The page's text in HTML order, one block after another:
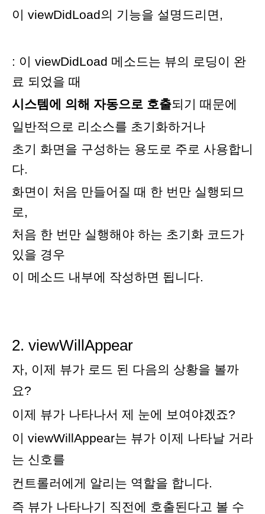
이 viewDidLoad의 기능을 설명드리면,
: 이 viewDidLoad 메소드는 뷰의 로딩이 완
료 되었을 때
시스템에 의해 자동으로 호출되기 때문에
일반적으로 리소스를 초기화하거나
초기 화면을 구성하는 용도로 주로 사용합니
다.
화면이 처음 만들어질 때 한 번만 실행되므
로 ,
처음 한 번만 실행해야 하는 초기화 코드가
있을 경우
이 메소드 내부에 작성하면 됩니다.
2. viewWillAppear
자, 이제 뷰가 로드 된 다음의 상황을 볼까
요?
이제 뷰가 나타나서 제 눈에 보여야겠죠?
이 viewWillAppear는 뷰가 이제 나타날 거라
는 신호를
컨트롤러에게 알리는 역할을 합니다.
즉 뷰가 나타나기 직전에 호출된다고 볼 수